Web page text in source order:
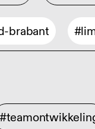
brabant